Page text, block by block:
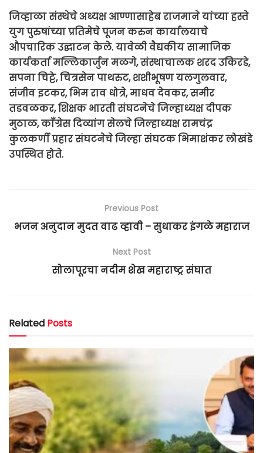
जिव्हाळा संस्थेचे अध्यक्ष आण्णासाहेब राजमाने यांच्या हस्ते
युग पुरुषांच्या प्रतिमेचे पूजन करुन कार्यालयाचे
औपचारिक उद्घाटन केले. यावेळी वैद्यकीय सामाजिक
कार्यकर्ता मल्लिकार्जुन मळगे, संस्थाचालक शरद उकिरडे,
सपना चिट्टे, चित्रसेन पाथरुट, शशीभूषण यलगुलवार,
संजीव इटकर, भिम राव धोत्रे, माधव देवकर, समीर
तडवळकर, शिक्षक भारती संघटनेचे जिल्हाध्यक्ष दीपक
मुठाळ, काँग्रेस दिव्यांग सेलचे जिल्हाध्यक्ष रामचंद्र
कुलकर्णी प्रहार संघटनेचे जिल्हा संघटक भिमाशंकर लोखंडे
उपस्थित होते.
Previous Post
भजन अनुदान मुदत वाढ व्हावी – सुधाकर इंगळे महाराज
Next Post
सोलापूरचा नदीम शेख महाराष्ट्र संघात
Related Posts